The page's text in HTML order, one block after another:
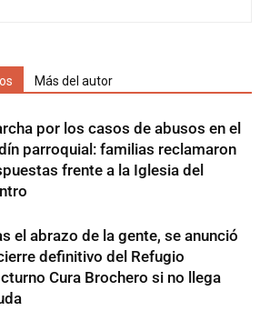
Más del autor
por los casos de abusos en el
parroquial: familias reclamaron
frente a la Iglesia del
el abrazo de la gente, se anunció
definitivo del Refugio
Cura Brochero si no llega